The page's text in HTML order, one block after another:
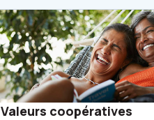
Valeurs coopératives